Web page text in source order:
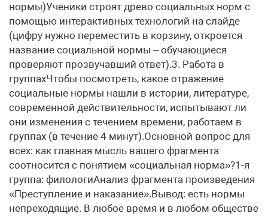
нормы)Ученики строят древо социальных норм с
помощью интерактивных технологий на слайде
(цифру нужно переместить в корзину, откроется
название социальной нормы – обучающиеся
проверяют прозвучавший ответ).3. Работа в
группахЧтобы посмотреть, какое отражение
социальные нормы нашли в истории, литературе,
современной действительности, испытывают ли
они изменения с течением времени, работаем в
группах (в течение 4 минут).Основной вопрос для
всех: как главная мысль вашего фрагмента
соотносится с понятием «социальная норма»?1-я
группа: филологиАнализ фрагмента произведения
«Преступление и наказание».Вывод: есть нормы
непреходящие. В любое время и в любом обществе